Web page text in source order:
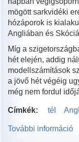
mögött sarkvidéki
hózáporok is
Angliában és
Míg a
hét elején, addig
modellszámítások
a jövő hét végéig
még nem fordul
Címkék: tél
További információ